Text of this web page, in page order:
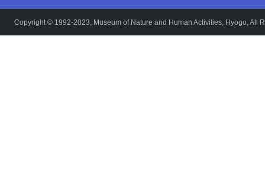
Copyright © 1992-2023, Museum of Nature and Human Activities, Hyogo, All